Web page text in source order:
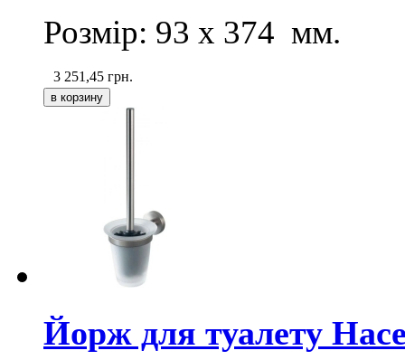
Розмір: 93 х 374 мм.
3 251,45 грн.
Йорж для туалету